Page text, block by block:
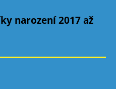
narození 2017 až